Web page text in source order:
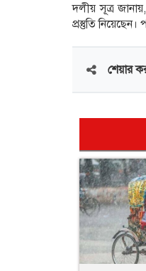
দলীয় সূত্র
প্রস্তুতি
শেয়ার